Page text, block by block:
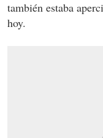
también estaba
hoy.